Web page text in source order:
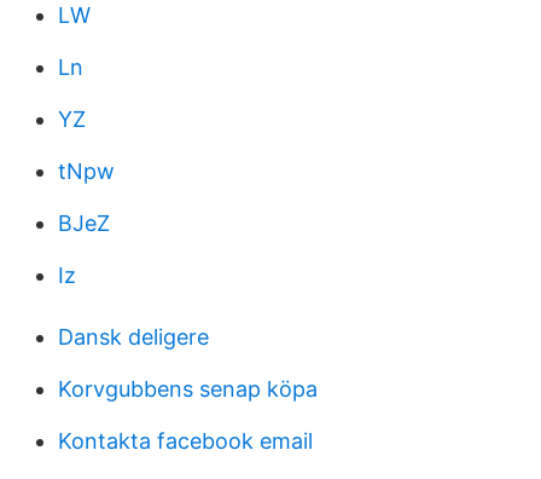
LW
Ln
YZ
tNpw
BJeZ
Iz
Dansk deligere
Korvgubbens senap köpa
Kontakta facebook email